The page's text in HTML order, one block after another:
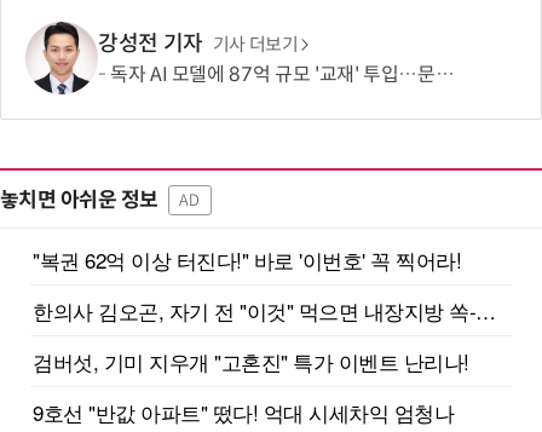
강성전 기자 기사 더보기
독자 AI 모델에 87억 규모 '교재' 투입…문제·전공책에 강의영상까지
놓치면 아쉬운 정보 AD